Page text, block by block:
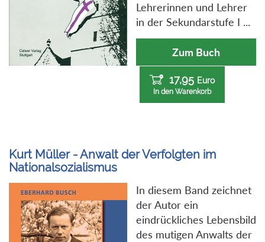
Lehrerinnen und Lehrer
in der Sekundarstufe I ...
Zum Buch
17,95 Euro
In den Warenkorb
Kurt Müller - Anwalt der Verfolgten im
Nationalsozialismus
In diesem Band zeichnet
der Autor ein
eindrückliches Lebensbild
des mutigen Anwalts der